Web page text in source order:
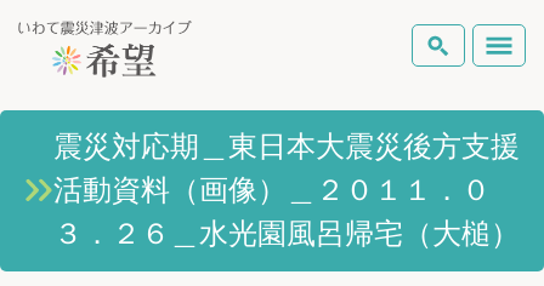
いわて震災津波アーカイブとは
岩手県の被害状況
検索
テーマから探す 地図から探す 詳細検索
震災対応期＿東日本大震災後方支援
活動資料（画像）＿２０１１．０
３．２６＿水光園風呂帰宅（大槌）